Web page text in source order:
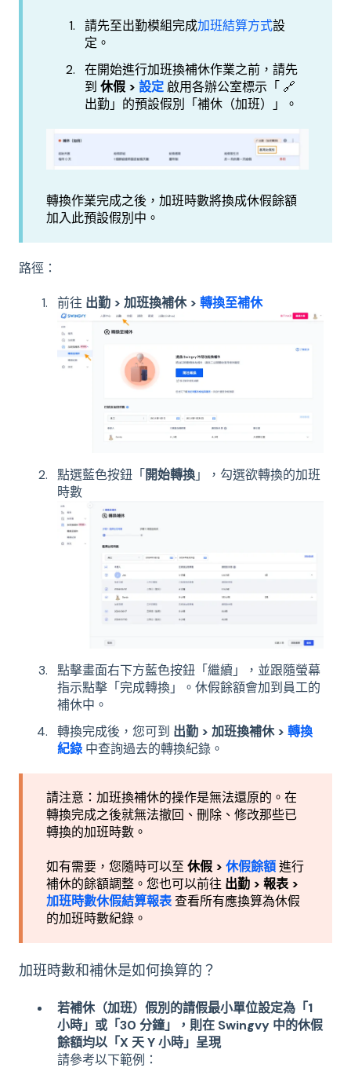
請先至出勤模組完成加班結算方式設
定。
在開始進行加班換補休作業之前，請先
到 休假 > 設定啟用各辦公室標示「 🔗
出勤」的預設假別「補休（加班）」。
轉換作業完成之後，加班時數將換成休假餘額
加入此預設假別中。
路徑：
前往 出勤 > 加班換補休 > 轉換至補休
點選藍色按鈕「 開始轉換」，勾選欲轉換的加班
時數
點擊畫面右下方藍色按鈕「繼續」，並跟隨螢幕
指示點擊「完成轉換」。休假餘額會加到員工的
補休中。
轉換完成後，您可到 出勤 > 加班換補休 > 轉換
紀錄 中查詢過去的轉換紀錄。
請注意：加班換補休的操作是無法還原的。在
轉換完成之後就無法撤回、刪除、修改那些已
轉換的加班時數。
如有需要，您隨時可以至 休假 > 休假餘額進行
補休的餘額調整。您也可以前往 出勤 > 報表 >
加班時數休假結算報表查看所有應換算為休假
的加班時數紀錄。
加班時數和補休是如何換算的？
若補休（加班）假別的請假最小單位設定為「1
小時」或「30 分鐘」，則在 Swingvy 中的休假
餘額均以「X 天 Y 小時」呈現
請參考以下範例：